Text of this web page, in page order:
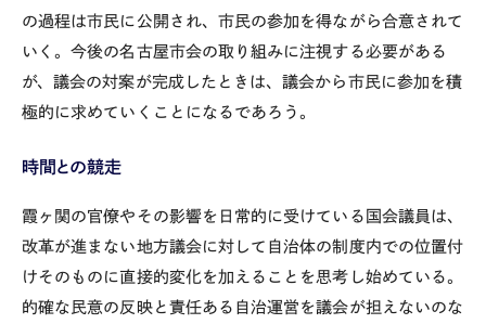
の過程は市民に公開され、市民の参加を得ながら合意されて
いく。今後の名古屋市会の取り組みに注視する必要がある
が、議会の対案が完成したときは、議会から市民に参加を積
極的に求めていくことになるであろう。
時間との競走
霞ヶ関の官僚やその影響を日常的に受けている国会議員は、
改革が進まない地方議会に対して自治体の制度内での位置付
けそのものに直接的変化を加えることを思考し始めている。
的確な民意の反映と責任ある自治運営を議会が担えないのな